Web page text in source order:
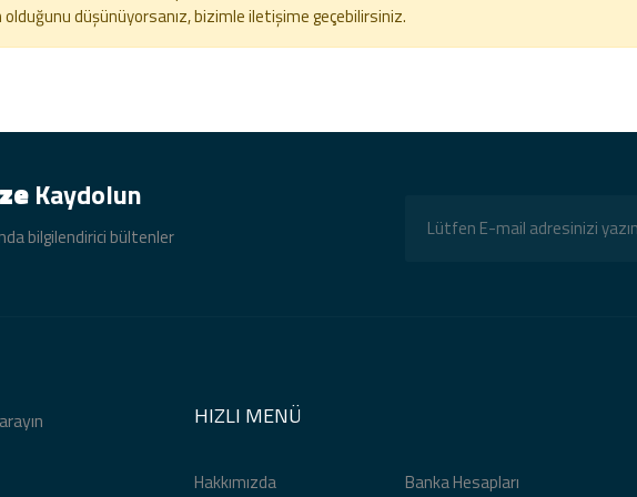
düşünüyorsanız, bizimle iletişime geçebilirsiniz.
Kaydolun
bilgilendirici bültenler
HIZLI MENÜ
Hakkımızda Banka Hesapları